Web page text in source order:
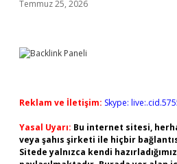
Temmuz 25, 2026
Reklam ve İletişim: Skype:
Yasal Uyarı: Bu internet sitesi,
veya şahıs şirketi ile hiçbir
Sitede yalnızca kendi